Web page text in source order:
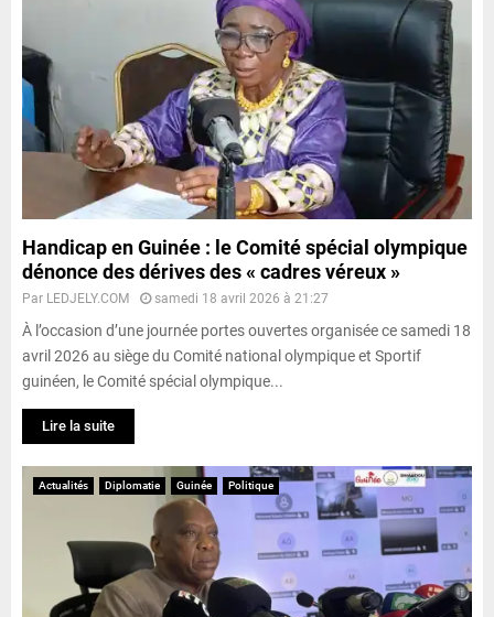
Handicap en Guinée : le Comité spécial olympique
dénonce des dérives des « cadres véreux »
Par LEDJELY.COM samedi 18 avril 2026 à 21:27
À l’occasion d’une journée portes ouvertes organisée ce samedi 18
avril 2026 au siège du Comité national olympique et Sportif
guinéen, le Comité spécial olympique...
Lire la suite
Actualités Diplomatie Guinée Politique